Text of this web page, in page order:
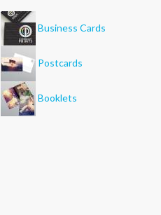
Business Cards
Postcards
Booklets